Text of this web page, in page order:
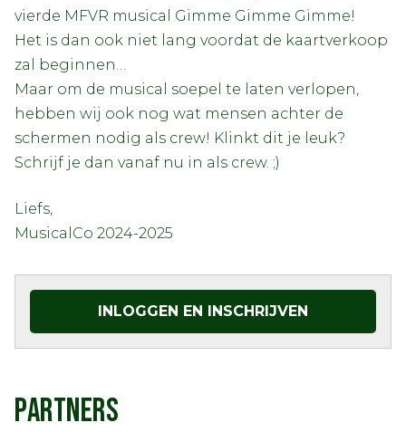
vierde MFVR musical Gimme Gimme Gimme!
Het is dan ook niet lang voordat de kaartverkoop
zal beginnen…
Maar om de musical soepel te laten verlopen,
hebben wij ook nog wat mensen achter de
schermen nodig als crew! Klinkt dit je leuk?
Schrijf je dan vanaf nu in als crew. ;)
Liefs,
MusicalCo 2024-2025
INLOGGEN EN INSCHRIJVEN
PARTNERS